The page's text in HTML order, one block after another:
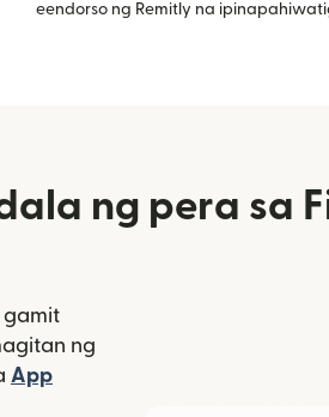
eendorso ng Remitly na
ng pera sa
gamit
ng
window)
App